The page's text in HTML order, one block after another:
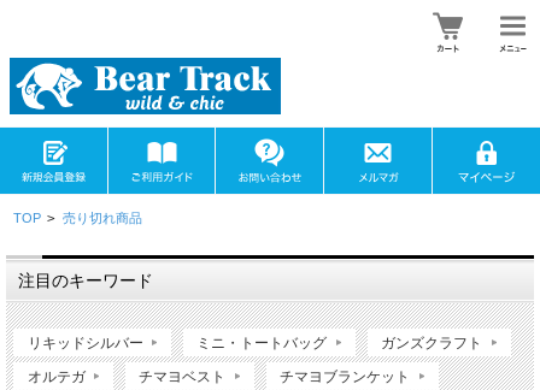
TOP > 売り切れ商品
注目のキーワード
リキッドシルバー ミニ・トートバッグ ガンズクラフト
オルテガ チマヨベスト チマヨブランケット